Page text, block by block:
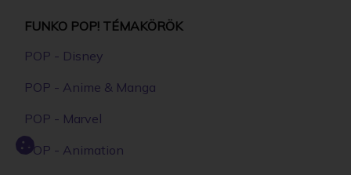
FUNKO POP! TÉMAKÖRÖK
POP - Disney
POP - Anime & Manga
POP - Marvel
POP - Animation